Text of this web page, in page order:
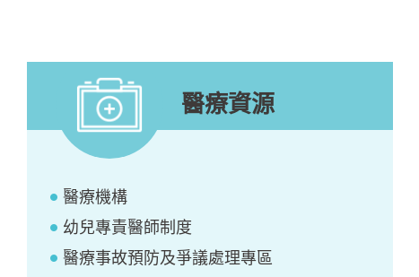
醫療資源
醫療機構
幼兒專責醫師制度
醫療事故預防及爭議處理專區